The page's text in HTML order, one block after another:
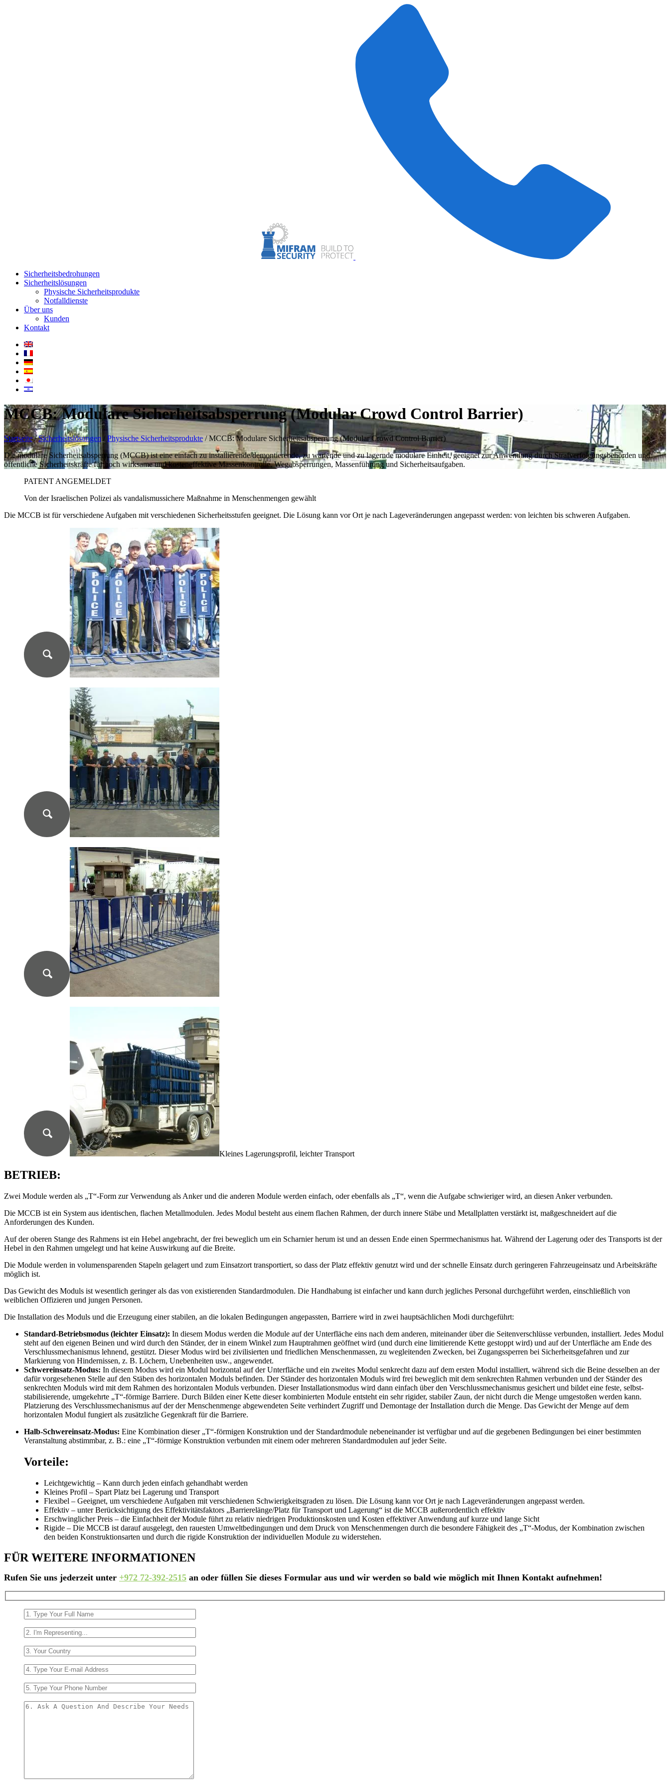
Sicherheitsbedrohungen
Sicherheitslösungen
Physische Sicherheitsprodukte
Notfalldienste
Über uns
Kunden
Kontakt
MCCB: Modulare Sicherheitsabsperrung (Modular Crowd Control Barrier)
Startseite/Sicherheitslösungen / Physische Sicherheitsprodukte /MCCB: Modulare Sicherheitsabsperrung (Modular Crowd Control Barrier)
Die modulare Sicherheitsabsperrung (MCCB) ist eine einfach zu installierende/demontierende, zu wartende und zu lagernde modulare Einheit, geeignet zur Anwendung durch Strafverfolgungsbehörden und
öffentliche Sicherheitskräfte für hoch wirksame und kosteneffektive Massenkontrolle, Wegabsperrungen, Massenführung und Sicherheitsaufgaben.
PATENT ANGEMELDET
Von der Israelischen Polizei als vandalismussichere Maßnahme in Menschenmengen gewählt
Die MCCB ist für verschiedene Aufgaben mit verschiedenen Sicherheitsstufen geeignet. Die Lösung kann vor Ort je nach Lageveränderungen angepasst werden: von leichten bis schweren Aufgaben.
Kleines Lagerungsprofil, leichter Transport
BETRIEB:
Zwei Module werden als „T“-Form zur Verwendung als Anker und die anderen Module werden einfach, oder ebenfalls als „T“, wenn die Aufgabe schwieriger wird, an diesen Anker verbunden.
Die MCCB ist ein System aus identischen, flachen Metallmodulen. Jedes Modul besteht aus einem flachen Rahmen, der durch innere Stäbe und Metallplatten verstärkt ist, maßgeschneidert auf die
Anforderungen des Kunden.
Auf der oberen Stange des Rahmens ist ein Hebel angebracht, der frei beweglich um ein Scharnier herum ist und an dessen Ende einen Sperrmechanismus hat. Während der Lagerung oder des Transports ist der
Hebel in den Rahmen umgelegt und hat keine Auswirkung auf die Breite.
Die Module werden in volumensparenden Stapeln gelagert und zum Einsatzort transportiert, so dass der Platz effektiv genutzt wird und der schnelle Einsatz durch geringeren Fahrzeugeinsatz und Arbeitskräfte
möglich ist.
Das Gewicht des Moduls ist wesentlich geringer als das von existierenden Standardmodulen. Die Handhabung ist einfacher und kann durch jegliches Personal durchgeführt werden, einschließlich von
weiblichen Offizieren und jungen Personen.
Die Installation des Moduls und die Erzeugung einer stabilen, an die lokalen Bedingungen angepassten, Barriere wird in zwei hauptsächlichen Modi durchgeführt:
Standard-Betriebsmodus (leichter Einsatz): In diesem Modus werden die Module auf der Unterfläche eins nach dem anderen, miteinander über die Seitenverschlüsse verbunden, installiert. Jedes Modul
steht auf den eigenen Beinen und wird durch den Ständer, der in einem Winkel zum Hauptrahmen geöffnet wird (und durch eine limitierende Kette gestoppt wird) und auf der Unterfläche am Ende des
Verschlussmechanismus lehnend, gestützt. Dieser Modus wird bei zivilisierten und friedlichen Menschenmassen, zu wegleitenden Zwecken, bei Zugangssperren bei Sicherheitsgefahren und zur
Markierung von Hindernissen, z. B. Löchern, Unebenheiten usw., angewendet.
Schwereinsatz-Modus: In diesem Modus wird ein Modul horizontal auf der Unterfläche und ein zweites Modul senkrecht dazu auf dem ersten Modul installiert, während sich die Beine desselben an der
dafür vorgesehenen Stelle auf den Stäben des horizontalen Moduls befinden. Der Ständer des horizontalen Moduls wird frei beweglich mit dem senkrechten Rahmen verbunden und der Ständer des
senkrechten Moduls wird mit dem Rahmen des horizontalen Moduls verbunden. Dieser Installationsmodus wird dann einfach über den Verschlussmechanismus gesichert und bildet eine feste, selbst-
stabilisierende, umgekehrte „T“-förmige Barriere. Durch Bilden einer Kette dieser kombinierten Module entsteht ein sehr rigider, stabiler Zaun, der nicht durch die Menge umgestoßen werden kann.
Platzierung des Verschlussmechanismus auf der der Menschenmenge abgewendeten Seite verhindert Zugriff und Demontage der Installation durch die Menge. Das Gewicht der Menge auf dem
horizontalen Modul fungiert als zusätzliche Gegenkraft für die Barriere.
Halb-Schwereinsatz-Modus: Eine Kombination dieser „T“-förmigen Konstruktion und der Standardmodule nebeneinander ist verfügbar und auf die gegebenen Bedingungen bei einer bestimmten
Veranstaltung abstimmbar, z. B.: eine „T“-förmige Konstruktion verbunden mit einem oder mehreren Standardmodulen auf jeder Seite.
Vorteile:
Leichtgewichtig – Kann durch jeden einfach gehandhabt werden
Kleines Profil – Spart Platz bei Lagerung und Transport
Flexibel – Geeignet, um verschiedene Aufgaben mit verschiedenen Schwierigkeitsgraden zu lösen. Die Lösung kann vor Ort je nach Lageveränderungen angepasst werden.
Effektiv – unter Berücksichtigung des Effektivitätsfaktors „Barrierelänge/Platz für Transport und Lagerung“ ist die MCCB außerordentlich effektiv
Erschwinglicher Preis – die Einfachheit der Module führt zu relativ niedrigen Produktionskosten und Kosten effektiver Anwendung auf kurze und lange Sicht
Rigide – Die MCCB ist darauf ausgelegt, den rauesten Umweltbedingungen und dem Druck von Menschenmengen durch die besondere Fähigkeit des „T“-Modus, der Kombination zwischen
den beiden Konstruktionsarten und durch die rigide Konstruktion der individuellen Module zu widerstehen.
FÜR WEITERE INFORMATIONEN
Rufen Sie uns jederzeit unter +972 72-392-2515 an oder füllen Sie dieses Formular aus und wir werden so bald wie möglich mit Ihnen Kontakt aufnehmen!